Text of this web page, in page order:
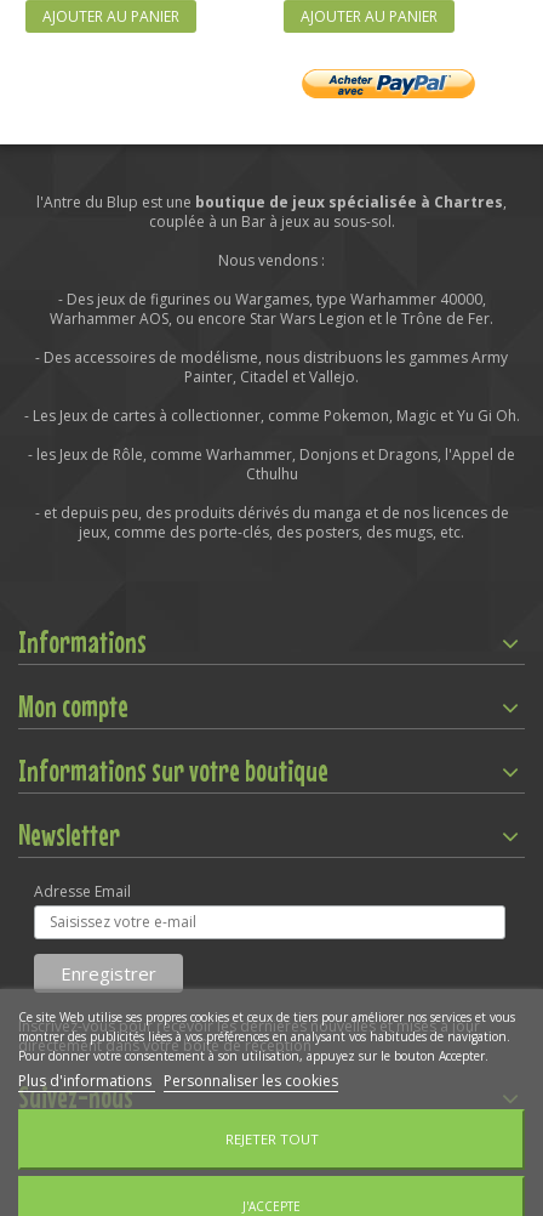
AJOUTER AU PANIER AJOUTER AU PANIER
l'Antre du Blup est une boutique de jeux spécialisée à Chartres,
couplée à un Bar à jeux au sous-sol.
Nous vendons :
- Des jeux de figurines ou Wargames, type Warhammer 40000,
Warhammer AOS, ou encore Star Wars Legion et le Trône de Fer.
- Des accessoires de modélisme, nous distribuons les gammes Army
Painter, Citadel et Vallejo.
- Les Jeux de cartes à collectionner, comme Pokemon, Magic et Yu Gi Oh.
- les Jeux de Rôle, comme Warhammer, Donjons et Dragons, l'Appel de
Cthulhu
- et depuis peu, des produits dérivés du manga et de nos licences de
jeux, comme des porte-clés, des posters, des mugs, etc.
Informations
Mon compte
Informations sur votre boutique
Newsletter
Adresse Email
Inscrivez-vous pour recevoir les dernières nouvelles et mises à jour
directement dans votre boîte de réception
Suivez-nous
Gestion des cookies
Ce site Web utilise ses propres cookies et ceux de tiers pour améliorer nos services et vous
montrer des publicités liées à vos préférences en analysant vos habitudes de navigation.
Pour donner votre consentement à son utilisation, appuyez sur le bouton Accepter.
Plus d'informations Personnaliser les cookies
REJETER TOUT
J'ACCEPTE